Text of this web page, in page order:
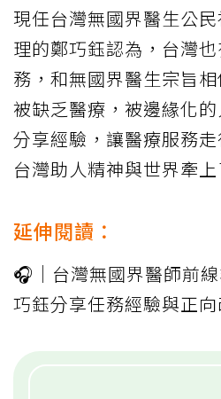
現任台灣無國界醫生公
理的鄭巧鈺認為，台灣
務，和無國界醫生宗旨
被缺乏醫療，被邊緣化
分享經驗，讓醫療服務
台灣助人精神與世界牽上
延伸閱讀：
🎧｜台灣無國界醫師前
巧鈺分享任務經驗與正